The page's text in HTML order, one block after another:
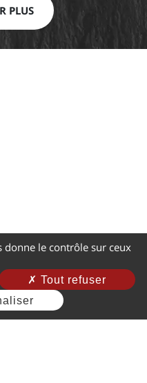
PLUS
donne le contrôle sur ceux
Tout refuser